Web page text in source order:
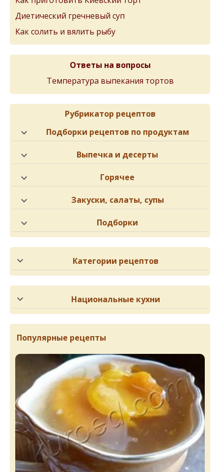
Диетический гречневый суп
Как солить и вялить рыбу
Ответы на вопросы
Температура выпекания тортов
Рубрикатор рецептов
Подборки рецептов по продуктам
Выпечка и десерты
Горячее
Закуски, салаты, супы
Подборки
Категории рецептов
Национальные кухни
Популярные рецепты